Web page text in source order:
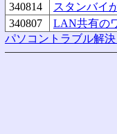
340814
スタンバイ
340807
LAN共有の
パソコントラブル解